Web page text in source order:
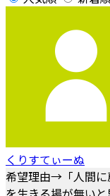
くりすてぃーぬ
希望理由→「人間に